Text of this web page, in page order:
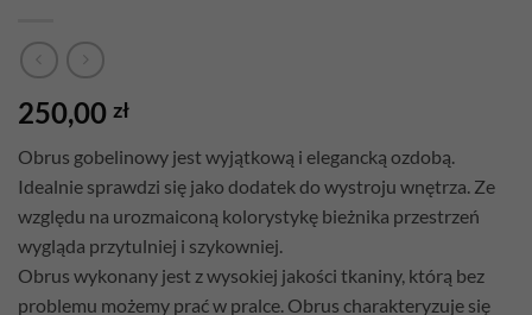
250,00 zł
Obrus gobelinowy jest wyjątkową i elegancką ozdobą.
Idealnie sprawdzi się jako dodatek do wystroju wnętrza. Ze
względu na urozmaiconą kolorystykę bieżnika przestrzeń
wygląda przytulniej i szykowniej.
Obrus wykonany jest z wysokiej jakości tkaniny, którą bez
problemu możemy prać w pralce. Obrus charakteryzuje się